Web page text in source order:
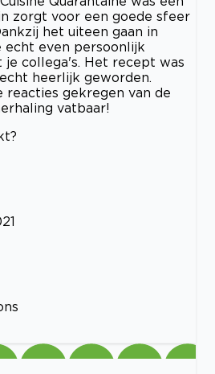
zorgt voor een goede sfeer
het uiteen gaan in
echt even persoonlijk
collega's. Het recept was
heerlijk geworden.
gekregen van de
vatbaar!